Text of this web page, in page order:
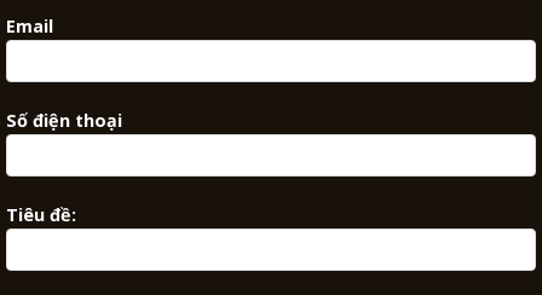
Email
Số điện thoại
Tiêu đề: